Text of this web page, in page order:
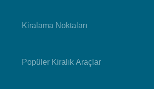
Kiralama Noktaları
Popüler Kiralık Araçlar